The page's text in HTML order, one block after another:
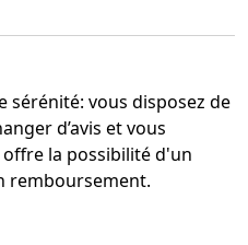
sérénité: vous disposez de
d’avis et vous
la possibilité d'un
remboursement.